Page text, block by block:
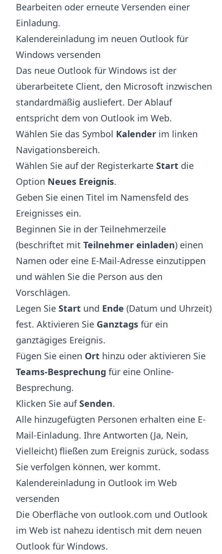
Bearbeiten oder erneute Versenden einer
Einladung.
Kalendereinladung im neuen Outlook für
Windows versenden
Das neue Outlook für Windows ist der
überarbeitete Client, den Microsoft inzwischen
standardmäßig ausliefert. Der Ablauf
entspricht dem von Outlook im Web.
Wählen Sie das Symbol Kalender im linken
Navigationsbereich.
Wählen Sie auf der Registerkarte Start die
Option Neues Ereignis.
Geben Sie einen Titel im Namensfeld des
Ereignisses ein.
Beginnen Sie in der Teilnehmerzeile
(beschriftet mit Teilnehmer einladen) einen
Namen oder eine E-Mail-Adresse einzutippen
und wählen Sie die Person aus den
Vorschlägen.
Legen Sie Start und Ende (Datum und Uhrzeit)
fest. Aktivieren Sie Ganztags für ein
ganztägiges Ereignis.
Fügen Sie einen Ort hinzu oder aktivieren Sie
Teams-Besprechung für eine Online-
Besprechung.
Klicken Sie aufSenden.
Alle hinzugefügten Personen erhalten eine E-
Mail-Einladung. Ihre Antworten (Ja, Nein,
Vielleicht) fließen zum Ereignis zurück, sodass
Sie verfolgen können, wer kommt.
Kalendereinladung in Outlook im Web
versenden
Die Oberfläche von outlook.com und Outlook
im Web ist nahezu identisch mit dem neuen
Outlook für Windows.